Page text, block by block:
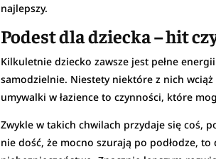
najlepszy.
Podest dla dziecka – hit
Kilkuletnie dziecko zawsze jest pełne
samodzielnie. Niestety niektóre z nich
umywalki w łazience to czynności, które
Zwykle w takich chwilach przydaje się coś,
nie dość, że mocno szurają po podłodze,